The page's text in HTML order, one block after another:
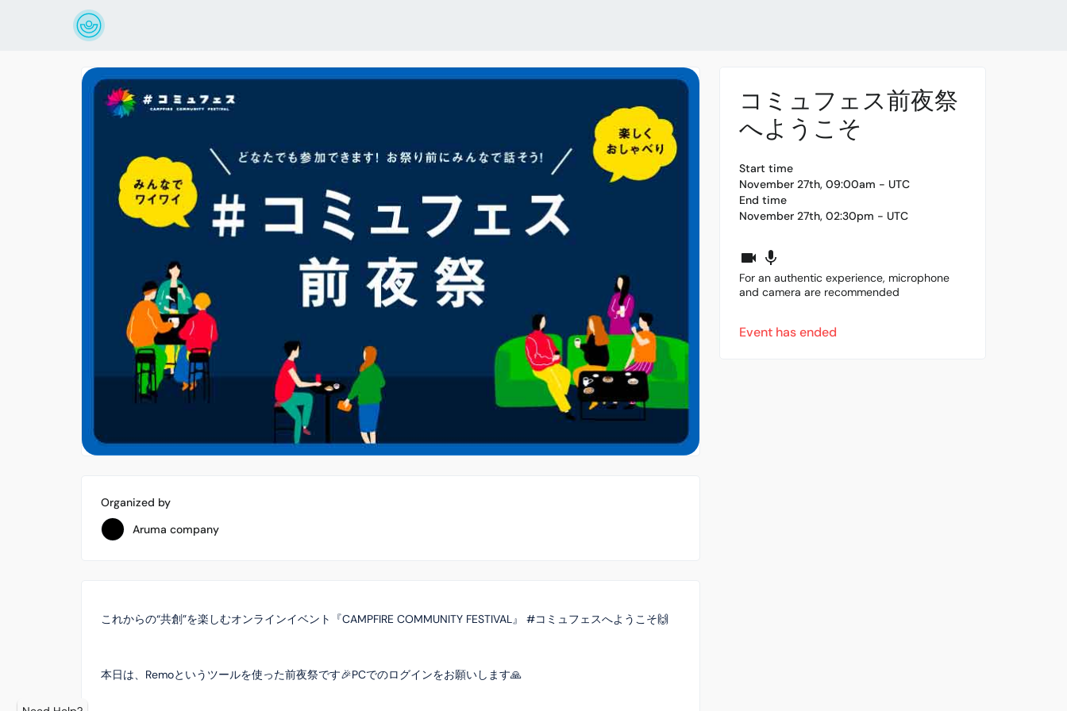
コミュフェス前夜祭
へようこそ
Start time
November 27th, 09:00am - UTC
End time
November 27th, 02:30pm - UTC
For an authentic experience, microphone
and camera are recommended
Event has ended
Organized by
Aruma company
これからの“共創”を楽しむオンラインイベント『CAMPFIRE COMMUNITY FESTIVAL』 #コミュフェスへようこそ🙌
本日は、Remoというツールを使った前夜祭です🎉PCでのログインをお願いします🙏